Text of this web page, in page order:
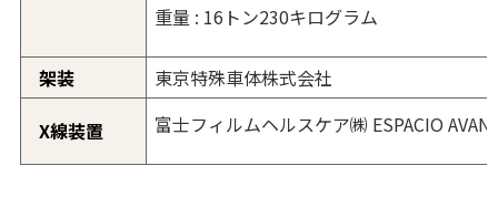
重量 : 16トン230キログラム
架装
東京特殊車体株式会社
X線装置
富士フィルムヘルスケア㈱ ESPACIO